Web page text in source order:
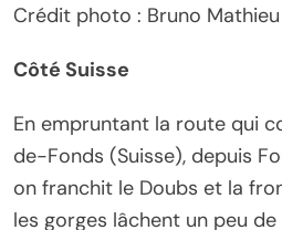
Crédit photo : Bruno Mathieu
Côté Suisse
En empruntant la route qui
de-Fonds (Suisse), depuis
on franchit le Doubs et la
les gorges lâchent un peu